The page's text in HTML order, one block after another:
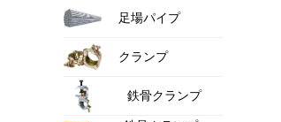
足場パイプ
クランプ
鉄骨クランプ